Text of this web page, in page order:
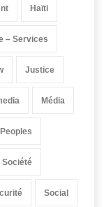
Haïti
– Services
Justice
Média
Peoples
Société
Social